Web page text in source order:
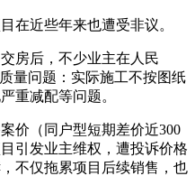
近些年来也遭受非议。
房后，不少业主在人民
量问题：实际施工不按图纸
重减配等问题。
（同户型短期差价近300
引发业主维权，遭投诉价格
不仅拖累项目后续销售，也